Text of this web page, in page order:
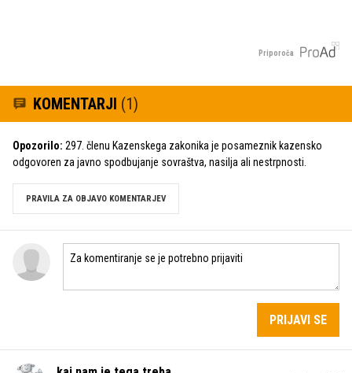
Priporoča
KOMENTARJI (1)
Opozorilo: 297. členu Kazenskega zakonika je posameznik kazensko
odgovoren za javno spodbujanje sovraštva, nasilja ali nestrpnosti.
PRAVILA ZA OBJAVO KOMENTARJEV
PRIJAVI SE